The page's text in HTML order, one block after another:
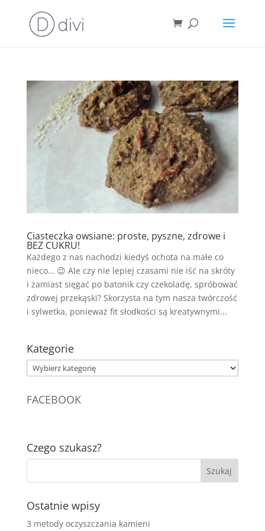
Ciasteczka owsiane: proste, pyszne, zdrowe i
BEZ CUKRU!
Każdego z nas nachodzi kiedyś ochota na małe co
nieco… 😉 Ale czy nie lepiej czasami nie iść na skróty
i zamiast sięgać po batonik czy czekoladę, spróbować
zdrowej przekąski? Skorzysta na tym nasza twórczość
i sylwetka, ponieważ fit słodkości są kreatywnymi...
Kategorie
Kategorie
FACEBOOK
Czego szukasz?
Ostatnie wpisy
3 metody oczyszczania kamieni